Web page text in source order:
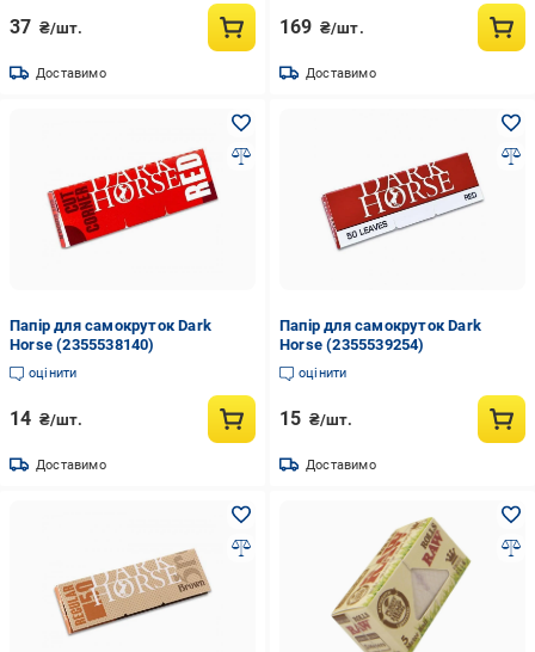
37 ₴/шт.
Доставимо
169 ₴/шт.
Доставимо
Папір для самокруток Dark
Horse (2355538140)
оцінити
14 ₴/шт.
Доставимо
Папір для самокруток Dark
Horse (2355539254)
оцінити
15 ₴/шт.
Доставимо